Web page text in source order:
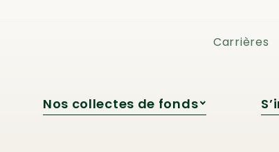
Carrières
Nos collectes de fonds